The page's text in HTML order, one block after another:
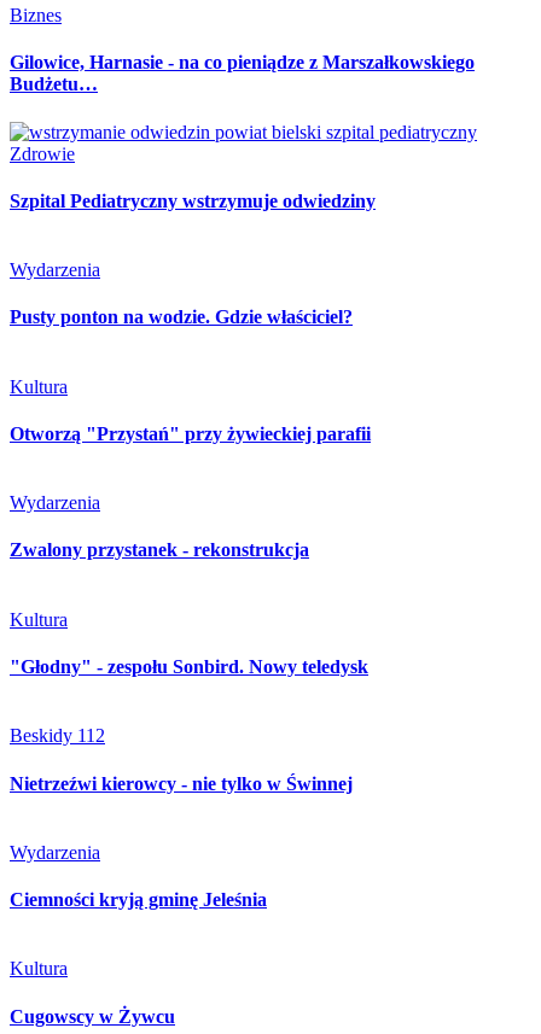
Biznes
Gilowice, Harnasie - na co pieniądze z Marszałkowskiego
Budżetu…
Zdrowie
Szpital Pediatryczny wstrzymuje odwiedziny
Wydarzenia
Pusty ponton na wodzie. Gdzie właściciel?
Kultura
Otworzą "Przystań" przy żywieckiej parafii
Wydarzenia
Zwalony przystanek - rekonstrukcja
Kultura
"Głodny" - zespołu Sonbird. Nowy teledysk
Beskidy 112
Nietrzeźwi kierowcy - nie tylko w Świnnej
Wydarzenia
Ciemności kryją gminę Jeleśnia
Kultura
Cugowscy w Żywcu